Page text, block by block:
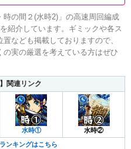
の間２(水時2)」の高速周回編成
紹介しています。ギミックや各ス
なども掲載しておりますので、
の実の厳選を考えている方はぜひ
関連リンク
水時①
水時②
ンキングはこちら